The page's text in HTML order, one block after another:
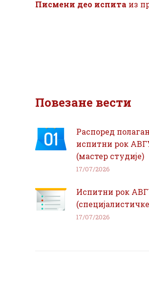
Писмени део испита из
Повезане вести
Распоред
испитни рок
(мастер студије)
17/07/2026
Испитни рок
17/07/2026